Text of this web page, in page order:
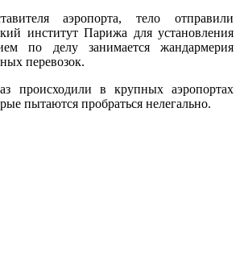
аэропорта, тело отправили
институт Парижа для установления
по делу занимается жандармерия
перевозок.
происходили в крупных аэропортах
пытаются пробраться нелегально.